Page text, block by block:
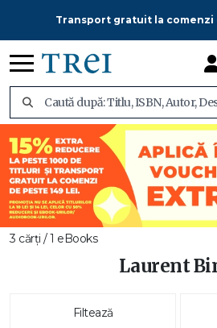
Transport gratuit la comenzi
3 cărți / 1 eBooks
Laurent
Filtează